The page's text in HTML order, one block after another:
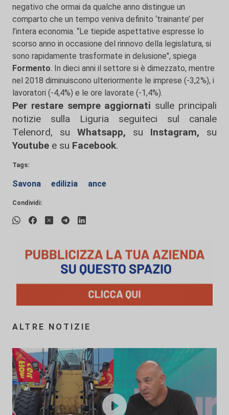
negativo che ormai da qualche anno distingue un
comparto che un tempo veniva definito ‘trainante’ per
l’intera economia. “Le tiepide aspettative espresse lo
scorso anno in occasione del rinnovo della legislatura, si
sono rapidamente trasformate in delusione", spiega
Formento. In dieci anni il settore si è dimezzato, mentre
nel 2018 diminuiscono ulteriormente le imprese (-3,2%), i
lavoratori (-4,4%) e le ore lavorate (-1,4%).
Per restare sempre aggiornati sulle principali
notizie sulla Liguria seguiteci sul canale
Telenord, su
Whatsapp, su Instagram, su
Youtube e su Facebook.
Tags:
Savona edilizia ance
Condividi:
ALTRE NOTIZIE